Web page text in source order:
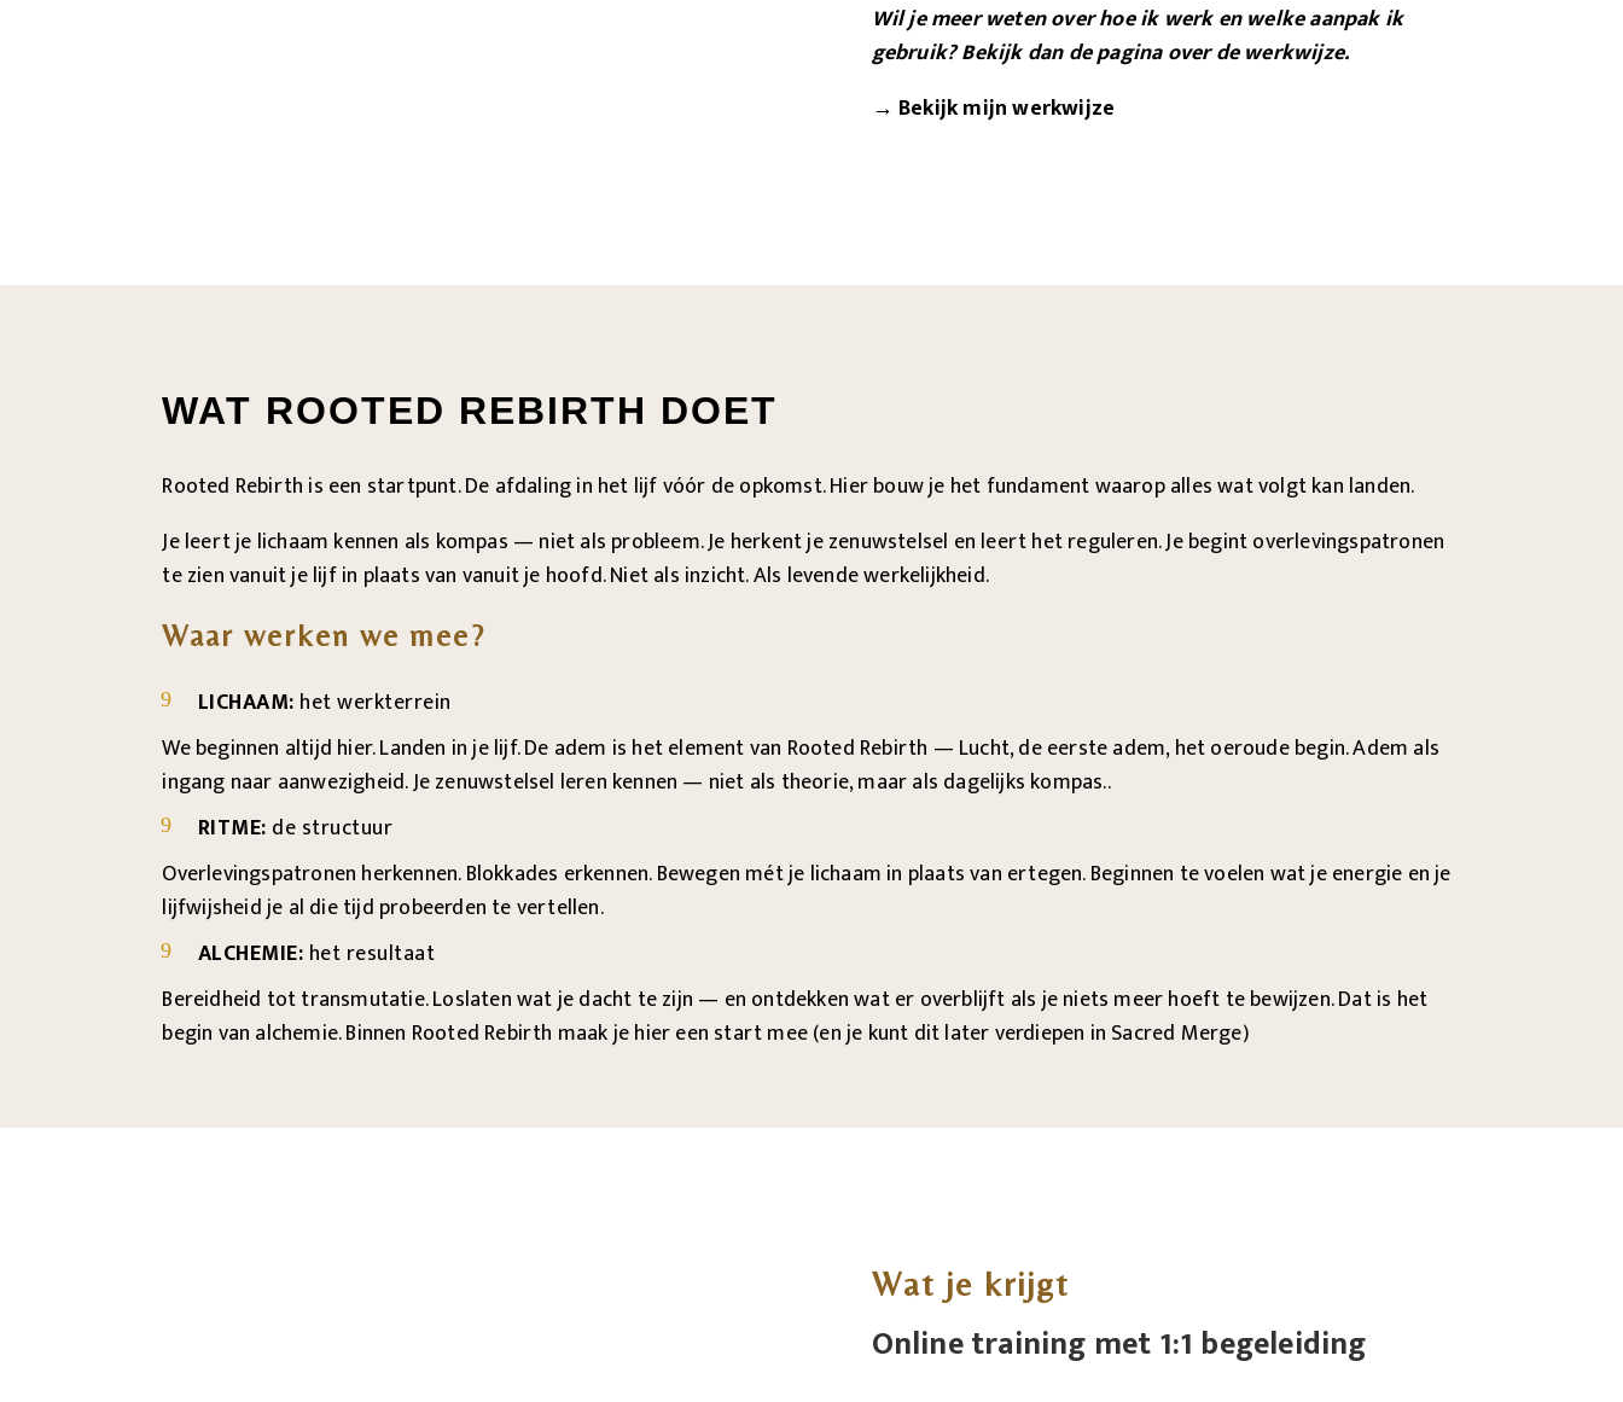
Wil je meer weten over hoe ik werk en welke aanpak ik
gebruik? Bekijk dan de pagina over de werkwijze.
→ Bekijk mijn werkwijze
WAT ROOTED REBIRTH DOET
Rooted Rebirth is een startpunt. De afdaling in het lijf vóór de opkomst. Hier bouw je het fundament waarop alles wat volgt kan landen.
Je leert je lichaam kennen als kompas — niet als probleem. Je herkent je zenuwstelsel en leert het reguleren. Je begint overlevingspatronen
te zien vanuit je lijf in plaats van vanuit je hoofd. Niet als inzicht. Als levende werkelijkheid.
Waar werken we mee?
9 LICHAAM: het werkterrein
We beginnen altijd hier. Landen in je lijf. De adem is het element van Rooted Rebirth — Lucht, de eerste adem, het oeroude begin. Adem als
ingang naar aanwezigheid. Je zenuwstelsel leren kennen — niet als theorie, maar als dagelijks kompas..
9 RITME: de structuur
Overlevingspatronen herkennen. Blokkades erkennen. Bewegen mét je lichaam in plaats van ertegen. Beginnen te voelen wat je energie en je
lijfwijsheid je al die tijd probeerden te vertellen.
9 ALCHEMIE: het resultaat
Bereidheid tot transmutatie. Loslaten wat je dacht te zijn — en ontdekken wat er overblijft als je niets meer hoeft te bewijzen. Dat is het
begin van alchemie. Binnen Rooted Rebirth maak je hier een start mee (en je kunt dit later verdiepen in Sacred Merge)
Wat je krijgt
Online training met 1:1 begeleiding